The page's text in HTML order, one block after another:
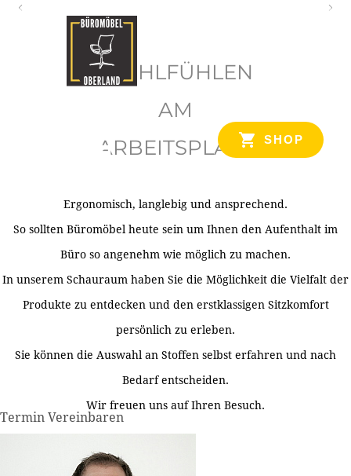
SHOP
WOHLFÜHLEN
AM
ARBEITSPLATZ
Ergonomisch, langlebig und ansprechend.
So sollten Büromöbel heute sein um Ihnen den Aufenthalt im
Büro so angenehm wie möglich zu machen.
In unserem Schauraum haben Sie die Möglichkeit die Vielfalt der
Produkte zu entdecken und den erstklassigen Sitzkomfort
persönlich zu erleben.
Sie können die Auswahl an Stoffen selbst erfahren und nach
Bedarf entscheiden.
Wir freuen uns auf Ihren Besuch.
Termin Vereinbaren